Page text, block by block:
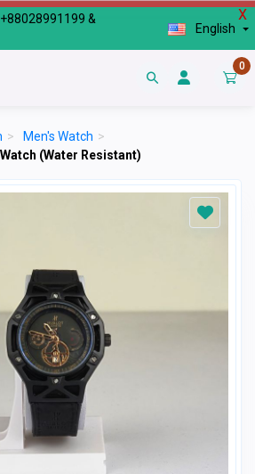
X
&
English
0
> Men's Watch >
(Water Resistant)